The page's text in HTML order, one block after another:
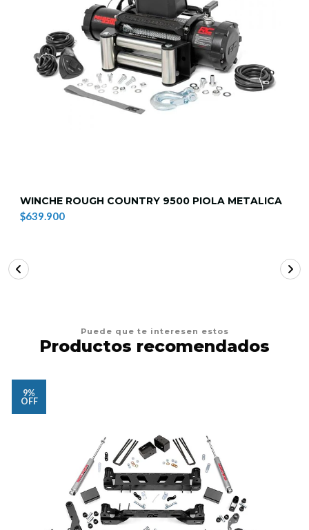
WINCHE ROUGH COUNTRY 9500 PIOLA METALICA
$639.900
Puede que te interesen estos
Productos recomendados
9%
OFF